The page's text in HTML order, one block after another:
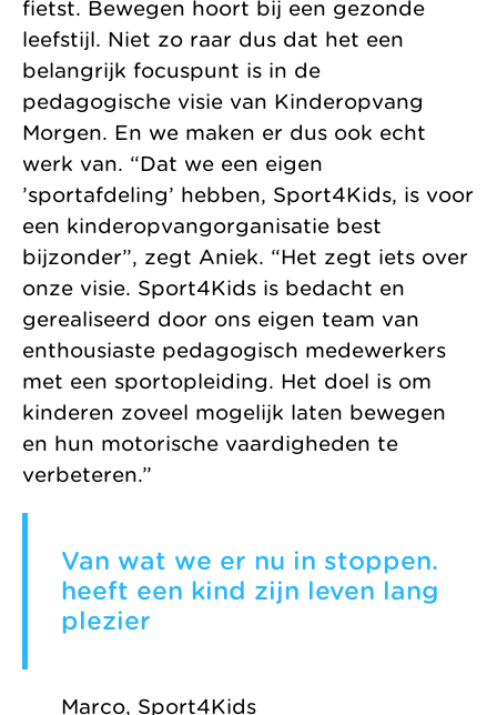
fietst. Bewegen hoort bij een gezonde
leefstijl. Niet zo raar dus dat het een
belangrijk focuspunt is in de
pedagogische visie van Kinderopvang
Morgen. En we maken er dus ook echt
werk van. “Dat we een eigen
’sportafdeling’ hebben, Sport4Kids, is voor
een kinderopvangorganisatie best
bijzonder”, zegt Aniek. “Het zegt iets over
onze visie. Sport4Kids is bedacht en
gerealiseerd door ons eigen team van
enthousiaste pedagogisch medewerkers
met een sportopleiding. Het doel is om
kinderen zoveel mogelijk laten bewegen
en hun motorische vaardigheden te
verbeteren.”
Van wat we er nu in stoppen.
heeft een kind zijn leven lang
plezier
Marco, Sport4Kids